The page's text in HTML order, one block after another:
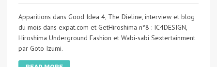
Apparitions dans Good Idea 4, The Dieline, interview et blog
du mois dans expat.com et GetHiroshima n°8 : IC4DESIGN,
Hiroshima Underground Fashion et Wabi-sabi Sextertainment
par Goto Izumi.